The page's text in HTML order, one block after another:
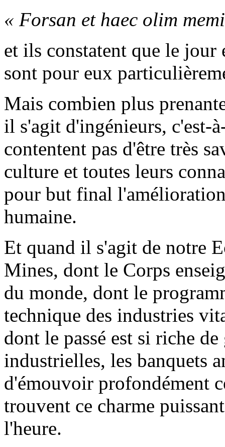
« Forsan et haec olim
et ils constatent que le jour
sont pour eux
Mais combien plus
il s'agit d'ingénieurs, c'est-
contentent pas d'être très
culture et toutes leurs
pour but final
humaine.
Et quand il s'agit de notre
Mines, dont le Corps
du monde, dont le
technique des industries
dont le passé est si riche
industrielles, les banquets
d'émouvoir profondément
trouvent ce charme
l'heure.